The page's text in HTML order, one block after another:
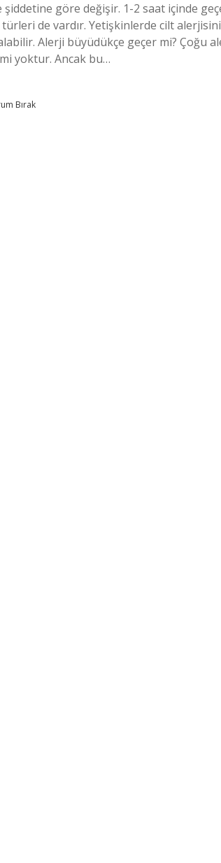
göre değişir. 1-2 saat içinde
de vardır. Yetişkinlerde cilt
Alerji büyüdükçe geçer mi? Çoğu
yoktur. Ancak bu…
Bırak